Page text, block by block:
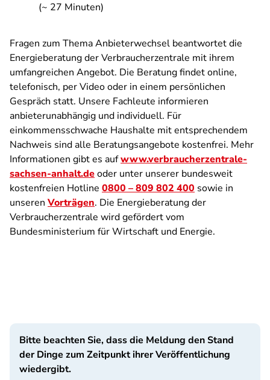
(~ 27 Minuten)
Fragen zum Thema Anbieterwechsel beantwortet die
Energieberatung der Verbraucherzentrale mit ihrem
umfangreichen Angebot. Die Beratung findet online,
telefonisch, per Video oder in einem persönlichen
Gespräch statt. Unsere Fachleute informieren
anbieterunabhängig und individuell. Für
einkommensschwache Haushalte mit entsprechendem
Nachweis sind alle Beratungsangebote kostenfrei. Mehr
Informationen gibt es aufwww.verbraucherzentrale-
sachsen-anhalt.deoder unter unserer bundesweit
kostenfreien Hotline 0800 – 809 802 400 sowie in
unseren Vorträgen. Die Energieberatung der
Verbraucherzentrale wird gefördert vom
Bundesministerium für Wirtschaft und Energie.
Bitte beachten Sie, dass die Meldung den Stand
der Dinge zum Zeitpunkt ihrer Veröffentlichung
wiedergibt.